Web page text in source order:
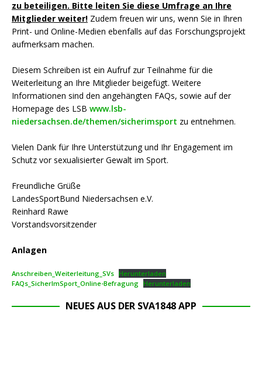
zu beteiligen. Bitte leiten Sie diese Umfrage an Ihre
Mitglieder weiter! Zudem freuen wir uns, wenn Sie in Ihren
Print- und Online-Medien ebenfalls auf das Forschungsprojekt
aufmerksam machen.
Diesem Schreiben ist ein Aufruf zur Teilnahme für die
Weiterleitung an Ihre Mitglieder beigefügt. Weitere
Informationen sind den angehängten FAQs, sowie auf der
Homepage des LSB www.lsb-
niedersachsen.de/themen/sicherimsport zu entnehmen.
Vielen Dank für Ihre Unterstützung und Ihr Engagement im
Schutz vor sexualisierter Gewalt im Sport.
Freundliche Grüße
LandesSportBund Niedersachsen e.V.
Reinhard Rawe
Vorstandsvorsitzender
Anlagen
Anschreiben_Weiterleitung_SVs Herunterladen
FAQs_SicherImSport_Online-Befragung Herunterladen
NEUES AUS DER SVA1848 APP